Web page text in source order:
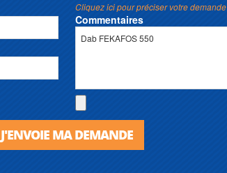
Cliquez ici pour préciser votre demande
Commentaires
J'ENVOIE MA DEMANDE